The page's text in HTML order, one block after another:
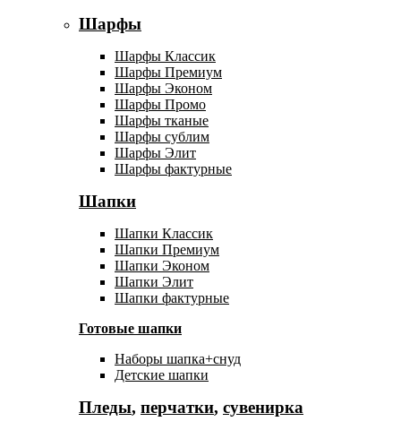
Шарфы
Шарфы Классик
Шарфы Премиум
Шарфы Эконом
Шарфы Промо
Шарфы тканые
Шарфы сублим
Шарфы Элит
Шарфы фактурные
Шапки
Шапки Классик
Шапки Премиум
Шапки Эконом
Шапки Элит
Шапки фактурные
Готовые шапки
Наборы шапка+снуд
Детские шапки
Пледы, перчатки, сувенирка